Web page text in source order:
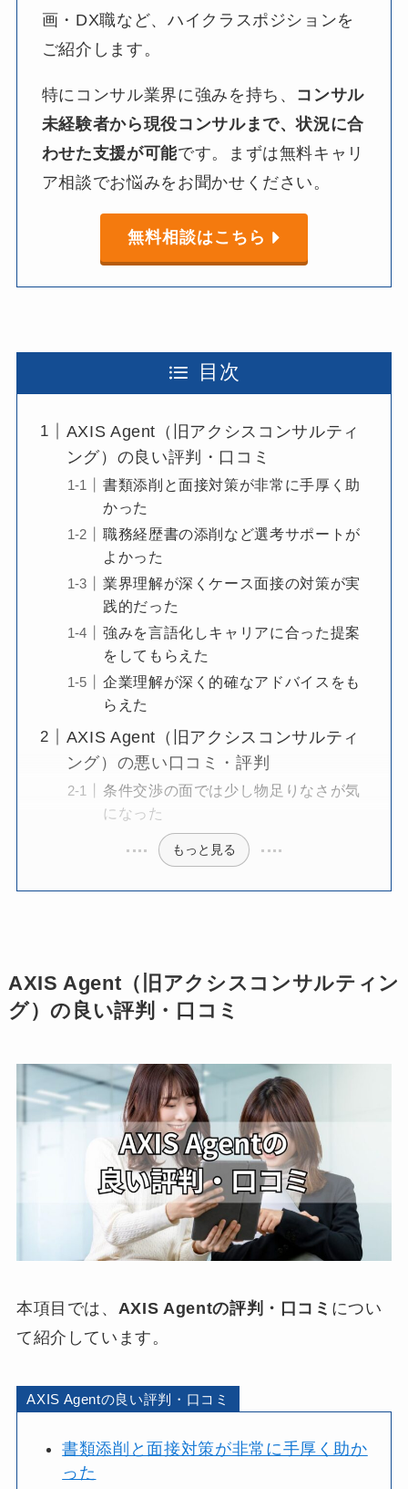
画・DX職など、​ハイクラスポジションを​
ご紹介します。​
特に​コンサル業界に​強みを​持ち、​ コンサル
未経験者から現役コンサルまで、状況に合
わせた支援が可能です。​まずは​無料キャリ
ア相談で​お悩みを​お聞か​せください。​
無料相談はこちら
目次
AXIS Agent（旧アクシスコンサルティ
ング）の良い評判・口コミ
書類添削と面接対策が非常に手厚く助
かった
職務経歴書の添削など選考サポートが
よかった
業界理解が深くケース面接の対策が実
践的だった
強みを言語化しキャリアに合った提案
をしてもらえた
企業理解が深く的確なアドバイスをも
らえた
AXIS Agent（旧アクシスコンサルティ
ング）の悪い口コミ・評判
条件交渉の面では少し物足りなさが気
になった
もっと見る
AXIS Agent（旧アクシスコンサルティン
グ）の良い評判・口コミ
本項目では、 AXIS Agentの評判・口コミ につい
て紹介しています。
AXIS Agentの良い評判・口コミ
書類添削と面接対策が非常に手厚く助か
った